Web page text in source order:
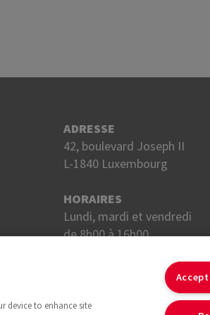
ADRESSE
42, boulevard Joseph II
L-1840 Luxembourg
HORAIRES
Lundi, mardi et vendredi
de 8h00 à 16h00.
device to enhance site